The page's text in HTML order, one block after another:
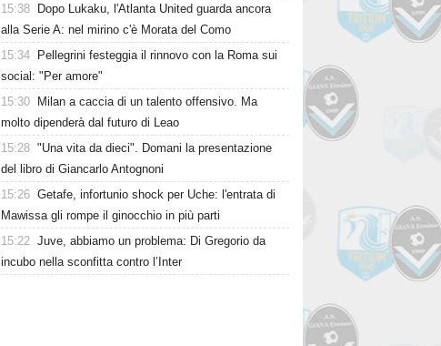
15:38
Dopo Lukaku, l'Atlanta United guarda ancora
alla Serie A: nel mirino c'è Morata del Como
15:34
Pellegrini festeggia il rinnovo con la Roma sui
social: "Per amore"
15:30
Milan a caccia di un talento offensivo. Ma
molto dipenderà dal futuro di Leao
15:28 "Una vita da dieci". Domani la presentazione
del libro di Giancarlo Antognoni
15:26 Getafe, infortunio shock per Uche: l'entrata di
Mawissa gli rompe il ginocchio in più parti
15:22 Juve, abbiamo un problema: Di Gregorio da
incubo nella sconfitta contro l’Inter